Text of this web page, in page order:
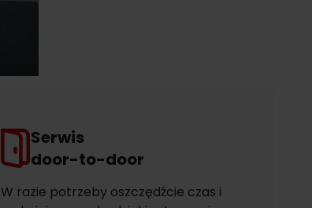
Serwis
door-to-door
W razie potrzeby oszczędźcie czas i